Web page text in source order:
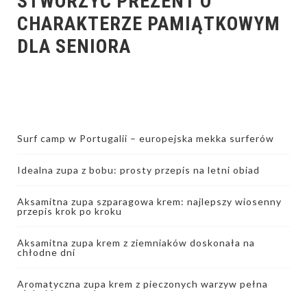
CHARAKTERZE PAMIĄTKOWYM
DLA SENIORA
Surf camp w Portugalii – europejska mekka surferów
Idealna zupa z bobu: prosty przepis na letni obiad
Aksamitna zupa szparagowa krem: najlepszy wiosenny
przepis krok po kroku
Aksamitna zupa krem z ziemniaków doskonała na
chłodne dni
Aromatyczna zupa krem z pieczonych warzyw pełna